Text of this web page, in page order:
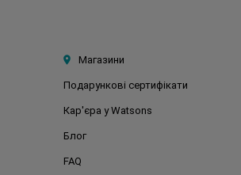
Магазини
Подарункові сертифікати
Кар'єра у Watsons
Блог
FAQ